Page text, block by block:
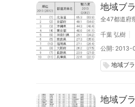
地域ブ
全47都道府
千葉 弘樹
公開: 2013-
local_offer 地域ブ
地域ブ